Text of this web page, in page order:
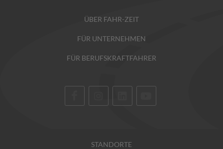
ÜBER FAHR-ZEIT
FÜR UNTERNEHMEN
FÜR BERUFSKRAFTFAHRER
STANDORTE